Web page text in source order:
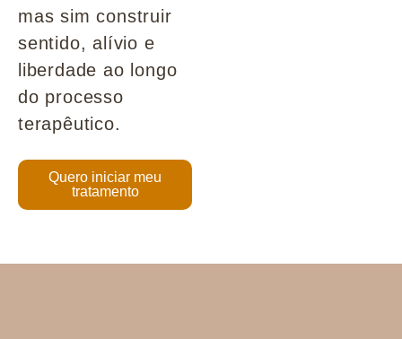
mas sim construir
sentido, alívio e
liberdade ao longo
do processo
terapêutico.
Quero iniciar meu
tratamento